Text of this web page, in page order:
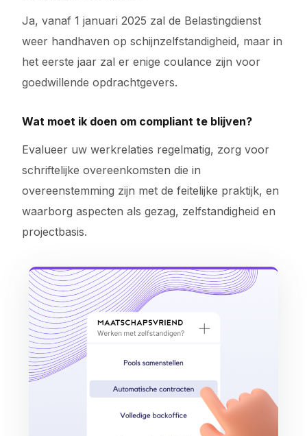
Ja, vanaf 1 januari 2025 zal de Belastingdienst
weer handhaven op schijnzelfstandigheid, maar in
het eerste jaar zal er enige coulance zijn voor
goedwillende opdrachtgevers.
Wat moet ik doen om compliant te blijven?
Evalueer uw werkrelaties regelmatig, zorg voor
schriftelijke overeenkomsten die in
overeenstemming zijn met de feitelijke praktijk, en
waarborg aspecten als gezag, zelfstandigheid en
projectbasis.